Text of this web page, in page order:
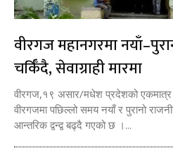
वीरगज महानगरमा
चर्किँदै, सेवाग्राही मारमा
वीरगज,१९ असार/मधेश प्रदेशको एकमात्र
वीरगजमा पछिल्लो समय नयाँ र पुरानो
आन्तरिक द्वन्द्व बढ्दै गएको छ ।...